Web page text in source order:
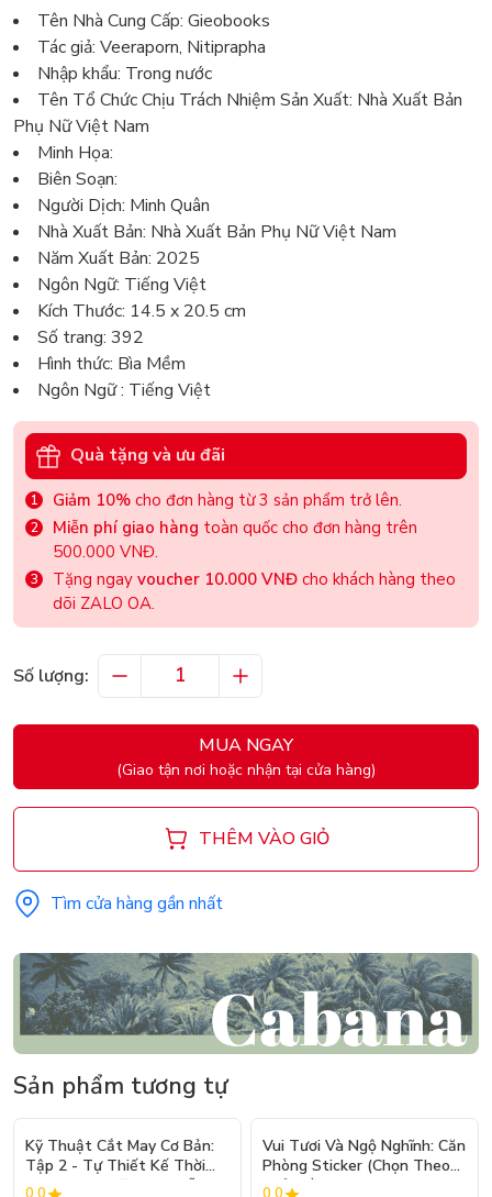
Tên Nhà Cung Cấp: Gieobooks
Tác giả: Veeraporn, Nitiprapha
Nhập khẩu: Trong nước
Tên Tổ Chức Chịu Trách Nhiệm Sản Xuất: Nhà Xuất Bản
Phụ Nữ Việt Nam
Minh Họa:
Biên Soạn:
Người Dịch: Minh Quân
Nhà Xuất Bản: Nhà Xuất Bản Phụ Nữ Việt Nam
Năm Xuất Bản: 2025
Ngôn Ngữ: Tiếng Việt
Kích Thước: 14.5 x 20.5 cm
Số trang: 392
Hình thức: Bìa Mềm
Ngôn Ngữ : Tiếng Việt
Quà tặng và ưu đãi
Giảm 10% cho đơn hàng từ 3 sản phẩm trở lên.
Miễn phí giao hàng toàn quốc cho đơn hàng trên
500.000 VNĐ.
Tặng ngay voucher 10.000 VNĐ cho khách hàng theo
dõi ZALO OA.
Số lượng:
MUA NGAY
(Giao tận nơi hoặc nhận tại cửa hàng)
THÊM VÀO GIỎ
Tìm cửa hàng gần nhất
Sản phẩm tương tự
- 10%
Kỹ Thuật Cắt May Cơ Bản:
Tập 2 - Tự Thiết Kế Thời
Trang Nam Nữ - Tạo Mẫu
Vui Tươi Và Ngộ Nghĩnh: Căn
Phòng Sticker (Chọn Theo
Chủ Đề) - Hơn 250 Sticker